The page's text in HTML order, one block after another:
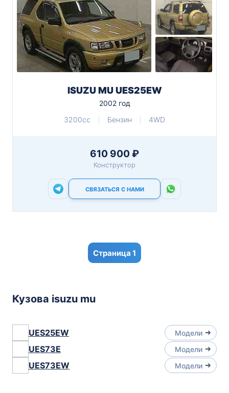
ISUZU MU UES25EW
2002 год
3200cc
Бензин 4WD
610 900 ₽
Конструктор
СВЯЗАТЬСЯ С НАМИ
1
Кузова isuzu mu
UES25EW Модели
UES73E Модели
UES73EW Модели